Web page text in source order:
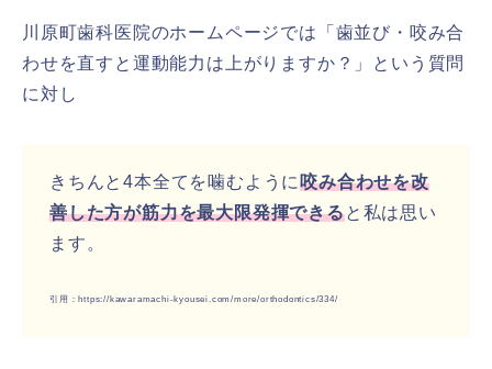
川原町歯科医院のホームページでは「歯並び・咬み合
わせを直すと運動能力は上がりますか？」という質問
に対し
きちんと4本全てを噛むように咬み合わせを改
善した方が筋力を最大限発揮できると私は思い
ます。
引用：https://kawaramachi-kyousei.com/more/orthodontics/334/